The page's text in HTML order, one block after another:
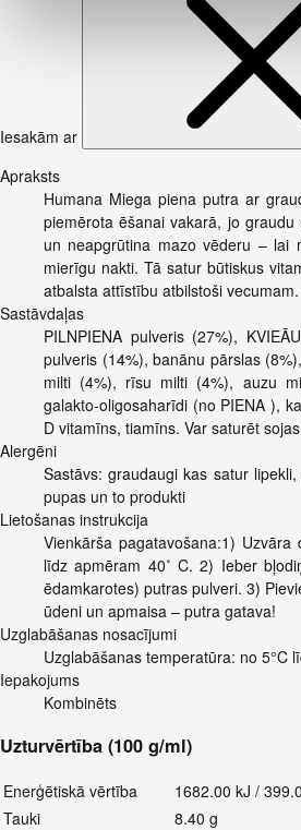
Iesakām ar
Apraksts
Humana Miega piena putra ar
piemērota ēšanai vakarā, jo
un neapgrūtina mazo vēderu – lai
mierīgu nakti. Tā satur būtiskus
atbalsta attīstību atbilstoši vecumam.
Sastāvdaļas
PILNPIENA pulveris (27%),
pulveris (14%), banānu pārslas
milti (4%), rīsu milti (4%), auzu
galakto-oligosaharīdi (no PIENA ),
D vitamīns, tiamīns. Var saturēt
Alergēni
Sastāvs: graudaugi kas satur
pupas un to produkti
Lietošanas instrukcija
Vienkārša pagatavošana:1)
līdz apmēram 40˚ C. 2) Ieber
ēdamkarotes) putras pulveri. 3)
ūdeni un apmaisa – putra gatava!
Uzglabāšanas nosacījumi
Uzglabāšanas temperatūra: no 5°C
Iepakojums
Kombinēts
Uzturvērtība (100 g/ml)
Enerģētiskā vērtība
1682.00 kJ /
Tauki
8.40 g